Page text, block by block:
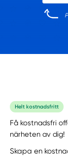
Helt kostnadsfritt
Få kostnadsfri
närheten av dig!
Skapa en